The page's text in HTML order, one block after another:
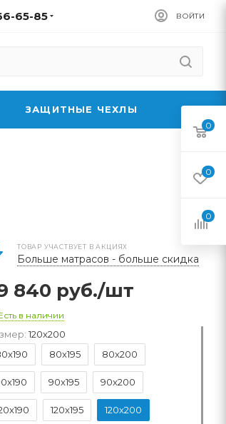
65-85 ВОЙТИ
ЗАЩИТНЫЕ ЧЕХЛЫ
ТОВАР УЧАСТВУЕТ В АКЦИЯХ
Больше матрасов - больше скидка
840 руб./шт
в наличии
120x200
80x195 80x200
90x195 90x200
120x195 120x200
0
0
0